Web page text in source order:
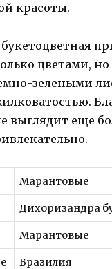
красоты.
цветами,
зелеными
выглядит еще
Марантовые
Дихоризандрa
Марантовые
Бразилия